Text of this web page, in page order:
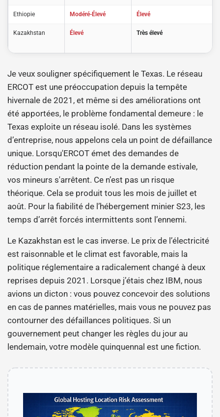
Ethiopie Modéré-Élevé Élevé
Kazakhstan Élevé Très élevé
Je veux souligner spécifiquement le Texas. Le réseau
ERCOT est une préoccupation depuis la tempête
hivernale de 2021, et même si des améliorations ont
été apportées, le problème fondamental demeure : le
Texas exploite un réseau isolé. Dans les systèmes
d’entreprise, nous appelons cela un point de défaillance
unique. Lorsqu'ERCOT émet des demandes de
réduction pendant la pointe de la demande estivale,
vos mineurs s'arrêtent. Ce n’est pas un risque
théorique. Cela se produit tous les mois de juillet et
août. Pour la fiabilité de l’hébergement minier S23, les
temps d’arrêt forcés intermittents sont l’ennemi.
Le Kazakhstan est le cas inverse. Le prix de l’électricité
est raisonnable et le climat est favorable, mais la
politique réglementaire a radicalement changé à deux
reprises depuis 2021. Lorsque j’étais chez IBM, nous
avions un dicton : vous pouvez concevoir des solutions
en cas de pannes matérielles, mais vous ne pouvez pas
contourner des défaillances politiques. Si un
gouvernement peut changer les règles du jour au
lendemain, votre modèle quinquennal est une fiction.